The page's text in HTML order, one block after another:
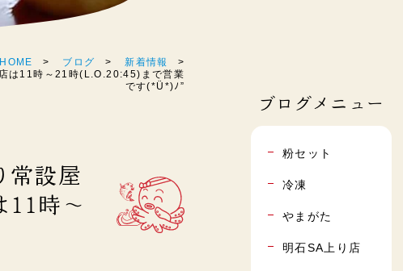
ブログ
新着情報
は11時～21時(L.O.20:45)まで営業
です(*Ü*)ﾉ”
常設屋
時～
ブログメニュー
粉セット
冷凍
やまがた
明石SA上り店